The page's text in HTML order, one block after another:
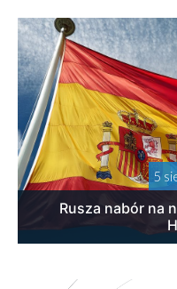
5
Rusza nabór na